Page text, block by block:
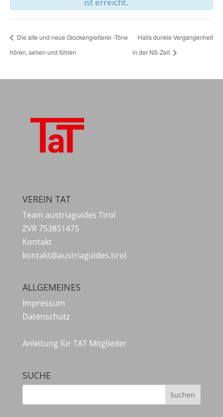
Die alte und neue Glockengießerei -Töne
hören, sehen und fühlen
Halls dunkle Vergangenheit
in der NS-Zeit
VEREIN TAT
Team austriaguides Tirol
ZVR 753851475
Kontakt
kontakt@austriaguides.tirol
ALLGEMEINES
Impressum
Datenschutz
Anleitung für TAT Mitglieder
SUCHE